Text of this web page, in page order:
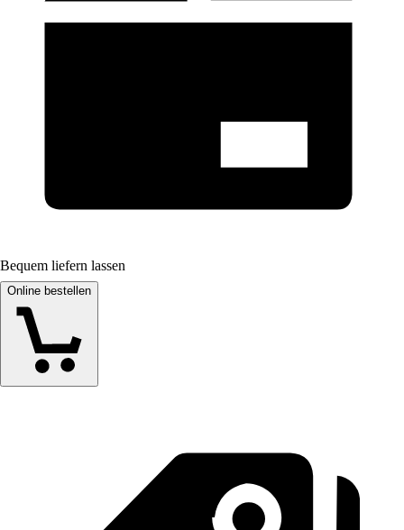
Bequem liefern lassen
Online bestellen